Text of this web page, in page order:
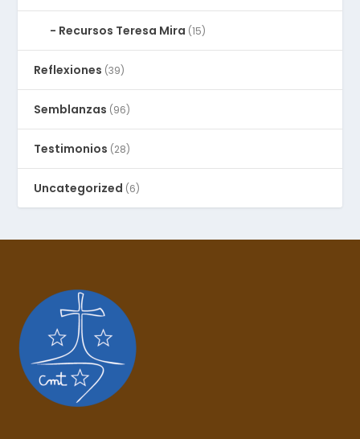
Recursos Teresa Mira (15)
Reflexiones (39)
Semblanzas (96)
Testimonios (28)
Uncategorized (6)